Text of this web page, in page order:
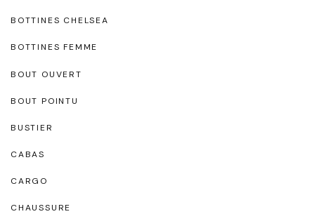
BOTTINES CHELSEA
BOTTINES FEMME
BOUT OUVERT
BOUT POINTU
BUSTIER
CABAS
CARGO
CHAUSSURE